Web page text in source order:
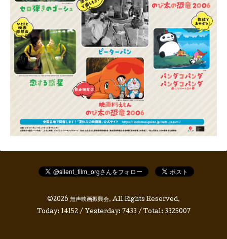
©2026 無声映画振興会. All Rights Reserved.
Today: 14152/ Yesterday: 7433 / Total: 3325007